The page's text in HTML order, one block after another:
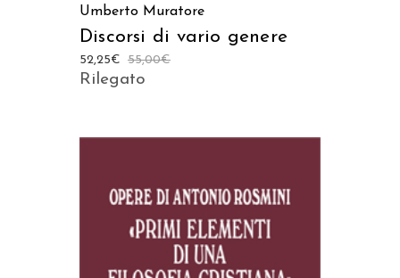
Umberto Muratore
Discorsi di vario genere
55,00€
52,25€
Rilegato